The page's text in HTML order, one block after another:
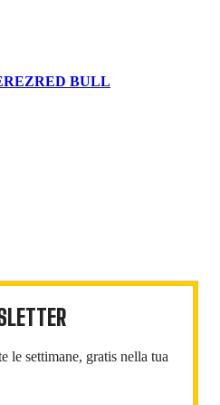
RED BULL
le settimane, gratis nella tua